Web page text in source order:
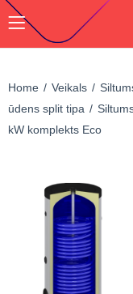
Home Veikals
ūdens split tipa
kW komplekts Eco